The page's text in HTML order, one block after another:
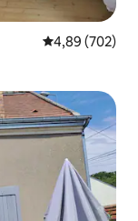
4,89 de uma
4,89 (702)